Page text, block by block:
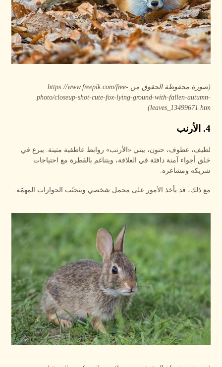
(صورة محفوظة الحقوق من https://www.freepik.com/free-
photo/closeup-shot-cute-fox-lying-ground-with-fallen-autumn-
leaves_13499671.htm)
4. الأرنب
لطيف، عطوف، حنون، يبني «الأرنب» روابط عاطفية متينة. يبرع في
خلق أجواء آمنة دافئة في العلاقة، ويتناغم بالفطرة مع احتياجات
شريكه ومشاعره.
مع ذلك، قد يأخذ الأمور على محمل شخصي ويتجنّب الحوارات المهمّة.